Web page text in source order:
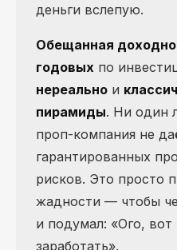
деньги вслепую.
Обещанная
годовых по
нереально и
пирамиды. Ни один
проп-компания не
гарантированных
рисков. Это просто
жадности — чтобы
и подумал: «Ого,
заработать».